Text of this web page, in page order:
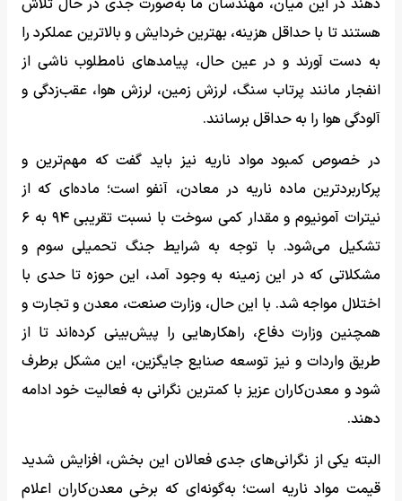
دهند در این میان، مهندسان ما به‌صورت جدی در حال تلاش
هستند تا با حداقل هزینه، بهترین خردایش و بالاترین عملکرد را
به دست آورند و در عین حال، پیامدهای نامطلوب ناشی از
انفجار مانند پرتاب سنگ، لرزش زمین، لرزش هوا، عقب‌زدگی و
آلودگی هوا را به حداقل برسانند.
در خصوص کمبود مواد ناریه نیز باید گفت که مهم‌ترین و
پرکاربردترین ماده ناریه در معادن، آنفو است؛ ماده‌ای که از
نیترات آمونیوم و مقدار کمی سوخت با نسبت تقریبی ۹۴ به ۶
تشکیل می‌شود. با توجه به شرایط جنگ تحمیلی سوم و
مشکلاتی که در این زمینه به وجود آمد، این حوزه تا حدی با
اختلال مواجه شد. با این حال، وزارت صنعت، معدن و تجارت و
همچنین وزارت دفاع، راهکارهایی را پیش‌بینی کرده‌اند تا از
طریق واردات و نیز توسعه صنایع جایگزین، این مشکل برطرف
شود و معدن‌کاران عزیز با کمترین نگرانی به فعالیت خود ادامه
دهند.
البته یکی از نگرانی‌های جدی فعالان این بخش، افزایش شدید
قیمت مواد ناریه است؛ به‌گونه‌ای که برخی معدن‌کاران اعلام